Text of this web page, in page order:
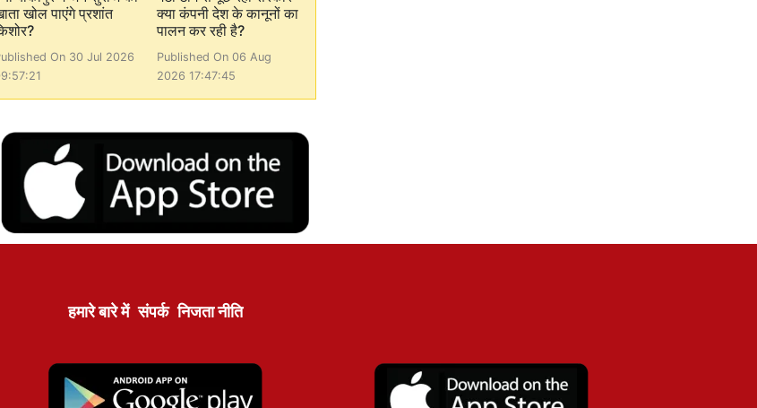
खोल पाएंगे प्रशांत
On 30 Jul 2026
क्या कंपनी देश के कानूनों का
पालन कर रही है?
Published On 06 Aug
2026 17:47:45
हमारे बारे में संपर्क निजता नीति